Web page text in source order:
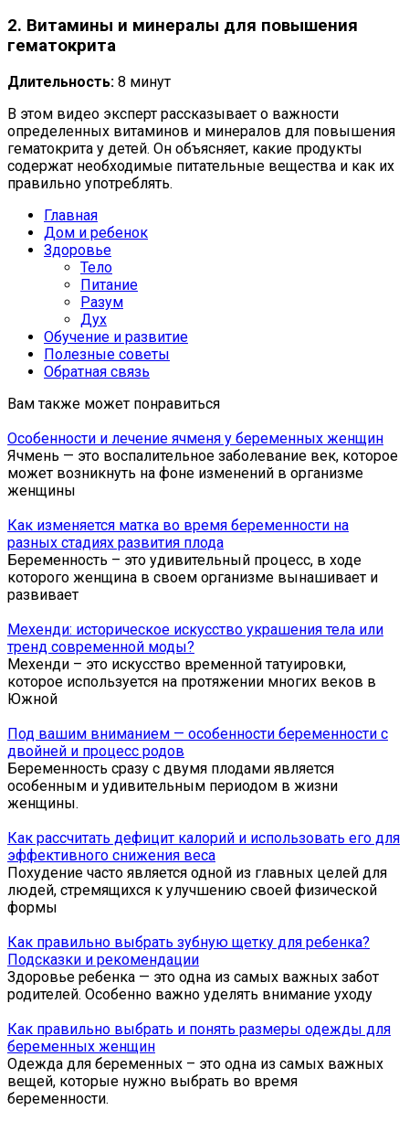
2. Витамины и минералы для повышения
гематокрита
Длительность: 8 минут
В этом видео эксперт рассказывает о важности
определенных витаминов и минералов для повышения
гематокрита у детей. Он объясняет, какие продукты
содержат необходимые питательные вещества и как их
правильно употреблять.
Главная
Дом и ребенок
Здоровье
Тело
Питание
Разум
Дух
Обучение и развитие
Полезные советы
Обратная связь
Вам также может понравиться
Особенности и лечение ячменя у беременных женщин
Ячмень — это воспалительное заболевание век, которое
может возникнуть на фоне изменений в организме
женщины
Как изменяется матка во время беременности на
разных стадиях развития плода
Беременность – это удивительный процесс, в ходе
которого женщина в своем организме вынашивает и
развивает
Мехенди: историческое искусство украшения тела или
тренд современной моды?
Мехенди – это искусство временной татуировки,
которое используется на протяжении многих веков в
Южной
Под вашим вниманием — особенности беременности с
двойней и процесс родов
Беременность сразу с двумя плодами является
особенным и удивительным периодом в жизни
женщины.
Как рассчитать дефицит калорий и использовать его для
эффективного снижения веса
Похудение часто является одной из главных целей для
людей, стремящихся к улучшению своей физической
формы
Как правильно выбрать зубную щетку для ребенка?
Подсказки и рекомендации
Здоровье ребенка — это одна из самых важных забот
родителей. Особенно важно уделять внимание уходу
Как правильно выбрать и понять размеры одежды для
беременных женщин
Одежда для беременных – это одна из самых важных
вещей, которые нужно выбрать во время
беременности.